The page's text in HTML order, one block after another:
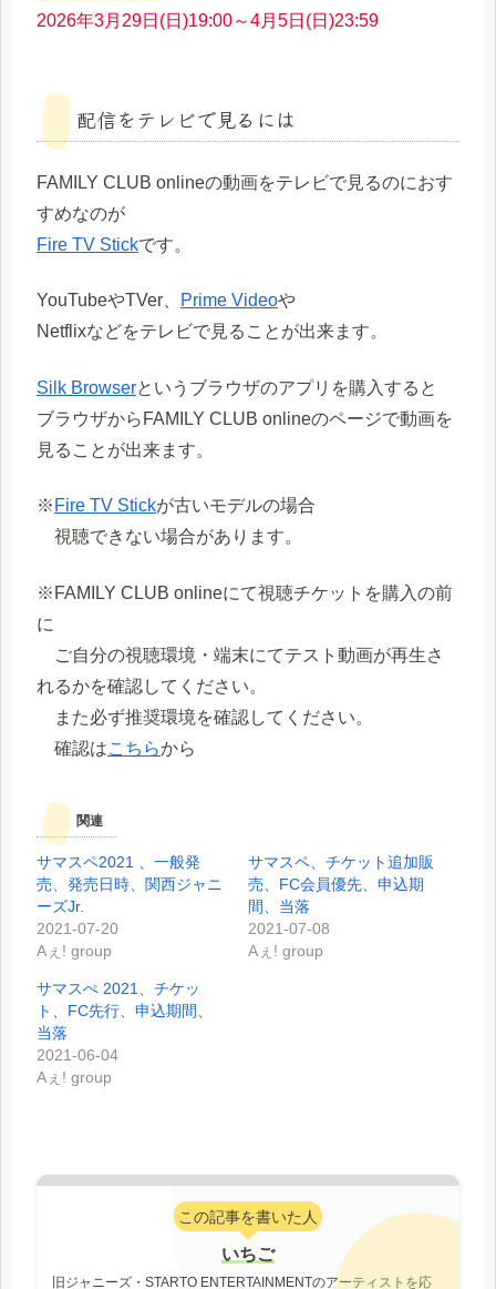
2026年3月29日(日)19:00～4月5日(日)23:59
配信をテレビで見るには
FAMILY CLUB onlineの動画をテレビで見るのにおす
すめなのが
Fire TV Stickです。
YouTubeやTVer、 Prime Videoや
Netflixなどをテレビで見ることが出来ます。
Silk Browserというブラウザのアプリを購入すると
ブラウザからFAMILY CLUB onlineのページで動画を
見ることが出来ます。
※ Fire TV Stickが古いモデルの場合
視聴できない場合があります。
※FAMILY CLUB onlineにて視聴チケットを購入の前
に
ご自分の視聴環境・端末にてテスト動画が再生さ
れるかを確認してください。
また必ず推奨環境を確認してください。
確認はこちらから
関連
サマスペ2021 、一般発
売、発売日時、関西ジャニ
ーズJr.
2021-07-20
Aぇ! group
サマスペ、チケット追加販
売、FC会員優先、申込期
間、当落
2021-07-08
Aぇ! group
サマスぺ 2021、チケッ
ト、FC先行、申込期間、
当落
2021-06-04
Aぇ! group
この記事を書いた人
いちご
旧ジャニーズ・STARTO ENTERTAINMENTのアーティストを応